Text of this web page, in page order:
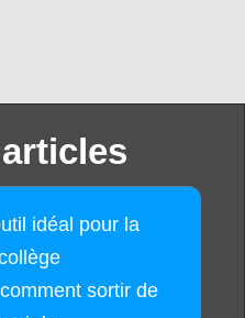
idéal pour la
sortir de